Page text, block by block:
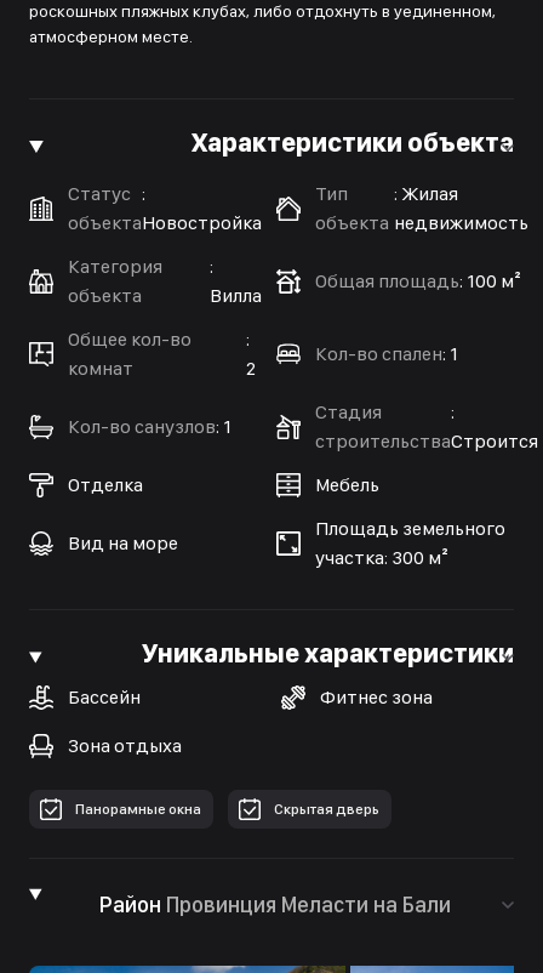
роскошных пляжных клубах, либо отдохнуть в уединенном,
атмосферном месте.
Характеристики объекта
Статус
объекта
:
Новостройка
Тип
объекта
: Жилая
недвижимость
Категория
объекта
:
Вилла
Общая площадь: 100 м²
Общее кол-во
комнат
:
2
Кол-во спален: 1
Кол-во санузлов: 1
Стадия
строительства
:
Строится
Отделка
Мебель
Вид на море
Площадь земельного
участка: 300 м²
Уникальные характеристики
Бассейн Фитнес зона
Зона отдыха
Панорамные окна Скрытая дверь
Район Провинция Меласти на Бали